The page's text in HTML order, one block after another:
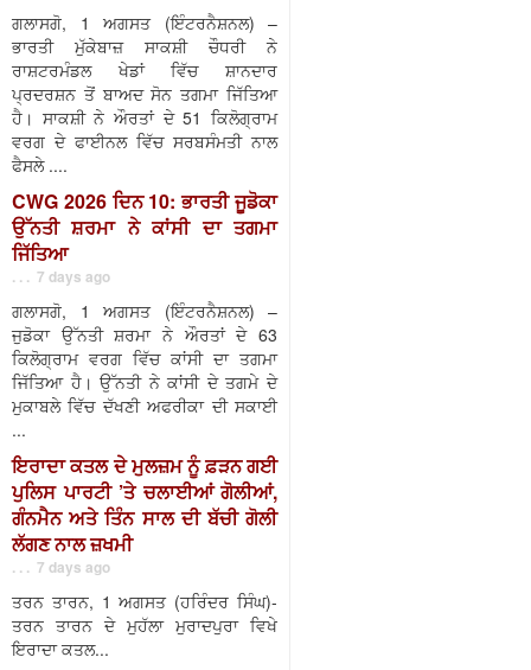
ਗਲਾਸਗੋ, 1 ਅਗਸਤ (ਇੰਟਰਨੈਸ਼ਨਲ) –
ਭਾਰਤੀ ਮੁੱਕੇਬਾਜ਼ ਸਾਕਸ਼ੀ ਚੌਧਰੀ ਨੇ
ਰਾਸ਼ਟਰਮੰਡਲ ਖੇਡਾਂ ਵਿੱਚ ਸ਼ਾਨਦਾਰ
ਪ੍ਰਦਰਸ਼ਨ ਤੋਂ ਬਾਅਦ ਸੋਨ ਤਗਮਾ ਜਿੱਤਿਆ
ਹੈ। ਸਾਕਸ਼ੀ ਨੇ ਔਰਤਾਂ ਦੇ 51 ਕਿਲੋਗ੍ਰਾਮ
ਵਰਗ ਦੇ ਫਾਈਨਲ ਵਿੱਚ ਸਰਬਸੰਮਤੀ ਨਾਲ
ਫੈਸਲੇ ....
CWG 2026 ਦਿਨ 10: ਭਾਰਤੀ ਜੂਡੋਕਾ
ਉੱਨਤੀ ਸ਼ਰਮਾ ਨੇ ਕਾਂਸੀ ਦਾ ਤਗਮਾ
ਜਿੱਤਿਆ
. . . 7 days ago
ਗਲਾਸਗੋ, 1 ਅਗਸਤ (ਇੰਟਰਨੈਸ਼ਨਲ) –
ਜੁਡੋਕਾ ਉੱਨਤੀ ਸ਼ਰਮਾ ਨੇ ਔਰਤਾਂ ਦੇ 63
ਕਿਲੋਗ੍ਰਾਮ ਵਰਗ ਵਿੱਚ ਕਾਂਸੀ ਦਾ ਤਗਮਾ
ਜਿੱਤਿਆ ਹੈ। ਉੱਨਤੀ ਨੇ ਕਾਂਸੀ ਦੇ ਤਗਮੇ ਦੇ
ਮੁਕਾਬਲੇ ਵਿੱਚ ਦੱਖਣੀ ਅਫਰੀਕਾ ਦੀ ਸਕਾਈ
...
ਇਰਾਦਾ ਕਤਲ ਦੇ ਮੁਲਜ਼ਮ ਨੂੰ ਫ਼ੜਨ ਗਈ
ਪੁਲਿਸ ਪਾਰਟੀ ’ਤੇ ਚਲਾਈਆਂ ਗੋਲੀਆਂ,
ਗੰਨਮੈਨ ਅਤੇ ਤਿੰਨ ਸਾਲ ਦੀ ਬੱਚੀ ਗੋਲੀ
ਲੱਗਣ ਨਾਲ ਜ਼ਖਮੀ
. . . 7 days ago
ਤਰਨ ਤਾਰਨ, 1 ਅਗਸਤ (ਹਰਿੰਦਰ ਸਿੰਘ)-
ਤਰਨ ਤਾਰਨ ਦੇ ਮੁਹੱਲਾ ਮੁਰਾਦਪੁਰਾ ਵਿਖੇ
ਇਰਾਦਾ ਕਤਲ...